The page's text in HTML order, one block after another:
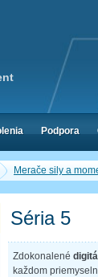
Merače sily a
Séria 5
Zdokonalené
každom
Podpora